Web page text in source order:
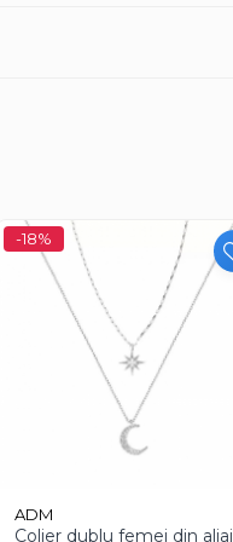
-18%
ADM
Colier dublu femei din aliaj